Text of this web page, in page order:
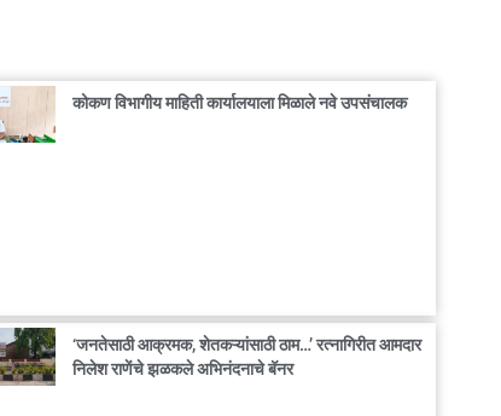
कोकण विभागीय माहिती कार्यालयाला मिळाले नवे उपसंचालक
‘जनतेसाठी आक्रमक, शेतकऱ्यांसाठी ठाम…’ रत्नागिरीत आमदार
निलेश राणेंचे झळकले अभिनंदनाचे बॅनर